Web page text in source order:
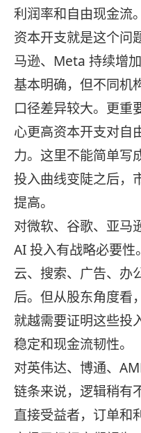
利润率和自由现金流。
资本开支就是这个问
马逊、Meta 持续增
基本明确，但不同机
口径差异较大。更重
心更高资本开支对自
力。这里不能简单写
投入曲线变陡之后，
提高。
对微软、谷歌、亚马
AI 投入有战略必要
云、搜索、广告、办
后。但从股东角度看
就越需要证明这些投
稳定和现金流韧性。
对英伟达、博通、
链条来说，逻辑稍有
直接受益者，订单和